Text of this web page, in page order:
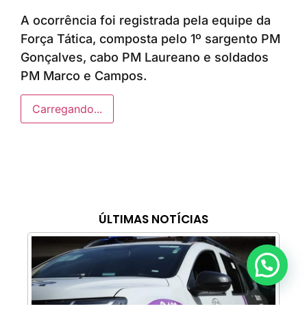
ÚLTIMAS NOTÍCIAS
A ocorrência foi registrada pela equipe da
Força Tática, composta pelo 1º sargento PM
Gonçalves, cabo PM Laureano e soldados
PM Marco e Campos.
Carregando...
Anunciar ou recomendar matéria